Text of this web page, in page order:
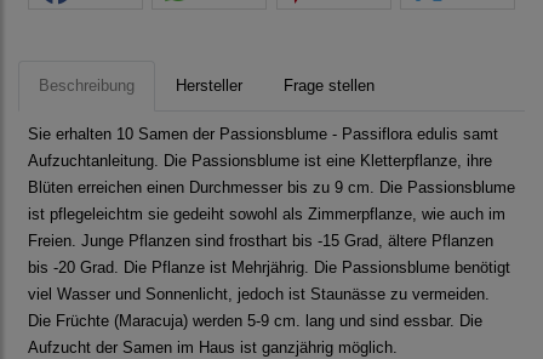
Beschreibung Hersteller Frage stellen
Sie erhalten 10 Samen der Passionsblume - Passiflora edulis samt
Aufzuchtanleitung. Die Passionsblume ist eine Kletterpflanze, ihre
Blüten erreichen einen Durchmesser bis zu 9 cm. Die Passionsblume
ist pflegeleichtm sie gedeiht sowohl als Zimmerpflanze, wie auch im
Freien. Junge Pflanzen sind frosthart bis -15 Grad, ältere Pflanzen
bis -20 Grad. Die Pflanze ist Mehrjährig. Die Passionsblume benötigt
viel Wasser und Sonnenlicht, jedoch ist Staunässe zu vermeiden.
Die Früchte (Maracuja) werden 5-9 cm. lang und sind essbar. Die
Aufzucht der Samen im Haus ist ganzjährig möglich.